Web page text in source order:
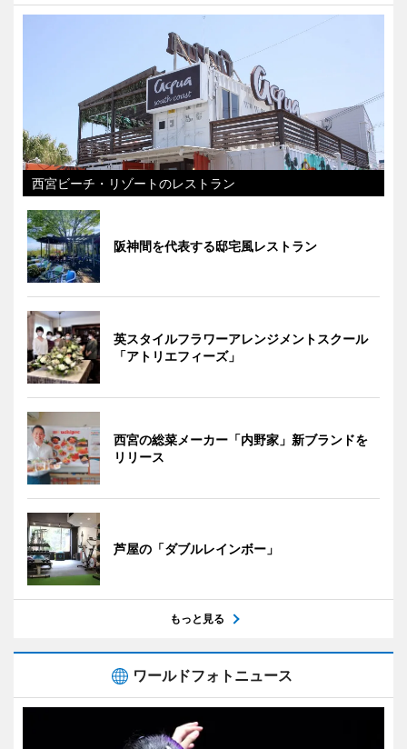
西宮ビーチ・リゾートのレストラン
阪神間を代表する邸宅風レストラン
英スタイルフラワーアレンジメントスクール
「アトリエフィーズ」
西宮の総菜メーカー「内野家」新ブランドを
リリース
芦屋の「ダブルレインボー」
もっと見る
ワールドフォトニュース